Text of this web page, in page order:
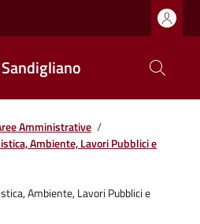
Amministrative /
Ambiente, Lavori Pubblici e
Ambiente, Lavori Pubblici e